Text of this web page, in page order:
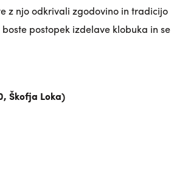
z njo odkrivali zgodovino in tradicijo
postopek izdelave klobuka in se
Škofja Loka)